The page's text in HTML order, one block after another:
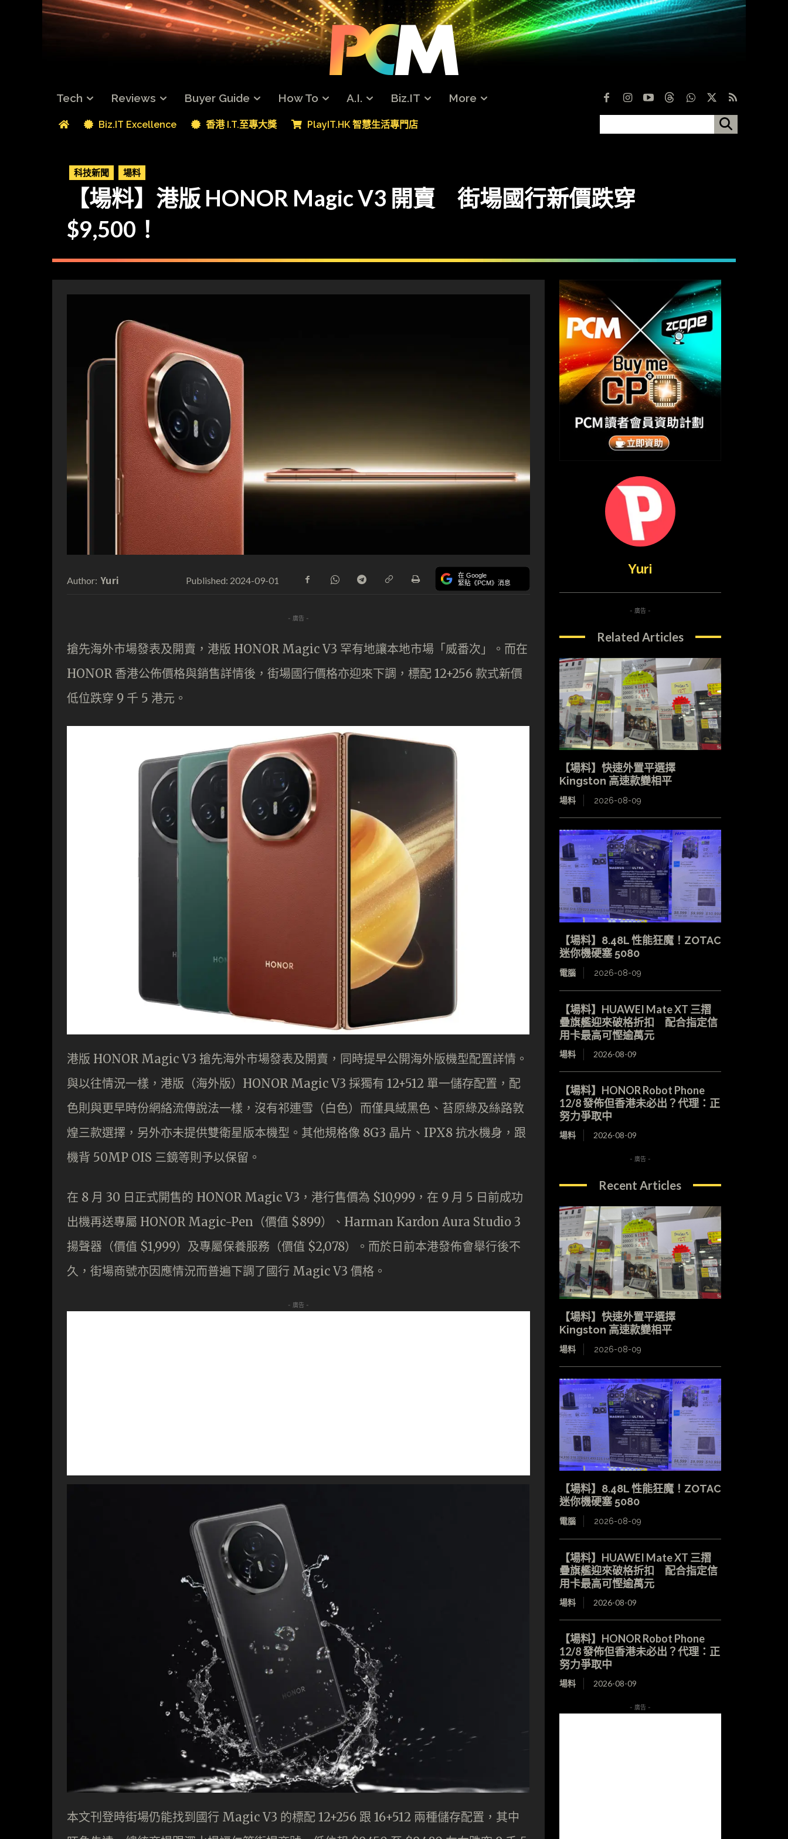
Tech Reviews Buyer Guide How To A.I. Biz.IT More
Biz.IT Excellence 香港 I.T.至專大獎 PlayIT.HK 智慧生活專門店
科技新聞 場料
【場料】港版 HONOR Magic V3 開賣 街場國行新價跌穿
$9,500！
Author: Yuri Published: 2024-09-01 在 Google
緊貼《PCM》消息
- 廣告 -
搶先海外市場發表及開賣，港版 HONOR Magic V3 罕有地讓本地市場「威番次」。而在
HONOR 香港公佈價格與銷售詳情後，街場國行價格亦迎來下調，標配 12+256 款式新價
低位跌穿 9 千 5 港元。
港版 HONOR Magic V3 搶先海外市場發表及開賣，同時提早公開海外版機型配置詳情。
與以往情況一樣，港版（海外版）HONOR Magic V3 採獨有 12+512 單一儲存配置，配
色則與更早時份網絡流傳說法一樣，沒有祁連雪（白色）而僅具絨黑色、苔原綠及絲路敦
煌三款選擇，另外亦未提供雙衛星版本機型。其他規格像 8G3 晶片、IPX8 抗水機身，跟
機背 50MP OIS 三鏡等則予以保留。
在 8 月 30 日正式開售的 HONOR Magic V3，港行售價為 $10,999，在 9 月 5 日前成功
出機再送專屬 HONOR Magic-Pen（價值 $899）、Harman Kardon Aura Studio 3
揚聲器（價值 $1,999）及專屬保養服務（價值 $2,078）。而於日前本港發佈會舉行後不
久，街場商號亦因應情況而普遍下調了國行 Magic V3 價格。
- 廣告 -
本文刊登時街場仍能找到國行 Magic V3 的標配 12+256 跟 16+512 兩種儲存配置，其中
Yuri
- 廣告 -
Related Articles
【場料】快速外置平選擇
Kingston 高速款變相平
場料 2026-08-09
【場料】8.48L 性能狂魔！ZOTAC
迷你機硬塞 5080
電腦 2026-08-09
【場料】HUAWEI Mate XT 三摺
疊旗艦迎來破格折扣 配合指定信
用卡最高可慳逾萬元
場料 2026-08-09
【場料】HONOR Robot Phone
12/8 發佈但香港未必出？代理：正
努力爭取中
場料 2026-08-09
- 廣告 -
Recent Articles
【場料】快速外置平選擇
Kingston 高速款變相平
場料 2026-08-09
【場料】8.48L 性能狂魔！ZOTAC
迷你機硬塞 5080
電腦 2026-08-09
【場料】HUAWEI Mate XT 三摺
疊旗艦迎來破格折扣 配合指定信
用卡最高可慳逾萬元
場料 2026-08-09
【場料】HONOR Robot Phone
12/8 發佈但香港未必出？代理：正
努力爭取中
場料 2026-08-09
- 廣告 -